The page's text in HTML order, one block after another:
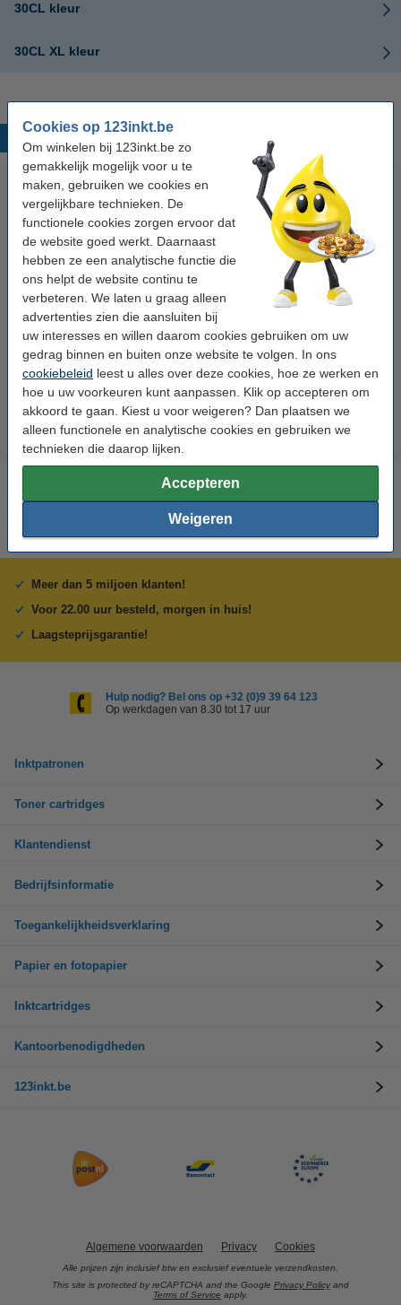
Cookies op 123inkt.be
Om winkelen bij 123inkt.be zo
gemakkelijk mogelijk voor u te
maken, gebruiken we cookies en
vergelijkbare technieken. De
functionele cookies zorgen ervoor dat
de website goed werkt. Daarnaast
hebben ze een analytische functie die
ons helpt de website continu te
verbeteren. We laten u graag alleen
advertenties zien die aansluiten bij
uw interesses en willen daarom cookies gebruiken om uw
gedrag binnen en buiten onze website te volgen. In ons
cookiebeleid leest u alles over deze cookies, hoe ze werken en
hoe u uw voorkeuren kunt aanpassen. Klik op accepteren om
akkoord te gaan. Kiest u voor weigeren? Dan plaatsen we
alleen functionele en analytische cookies en gebruiken we
technieken die daarop lijken.
Accepteren
Weigeren
30CL kleur
30CL XL kleur
123accu Xtreme Power MN1500
€ 14,95 Incl. 21% btw
123inkt kopieerpapier 1 doos
€ 33,50 Incl. 21% btw
Meer dan 5 miljoen klanten!
Voor 22.00 uur besteld, morgen in huis!
Laagsteprijsgarantie!
Hulp nodig? Bel ons op +32 (0)9 39 64 123
Op werkdagen van 8.30 tot 17 uur
Inktpatronen
Toner cartridges
Klantendienst
Bedrijfsinformatie
Toegankelijkheidsverklaring
Papier en fotopapier
Inktcartridges
Kantoorbenodigdheden
123inkt.be
Algemene voorwaarden Privacy Cookies
Alle prijzen zijn inclusief btw en exclusief eventuele verzendkosten.
This site is protected by reCAPTCHA and the Google Privacy Policy and
Terms of Service apply.